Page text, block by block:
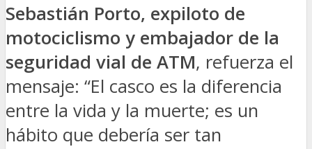
Sebastián Porto, expiloto de
motociclismo y embajador de la
seguridad vial de ATM, refuerza el
mensaje: “El casco es la diferencia
entre la vida y la muerte; es un
hábito que debería ser tan